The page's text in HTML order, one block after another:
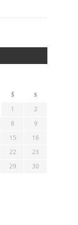
Š S
1
2
8
9
15
16
22
23
29
30